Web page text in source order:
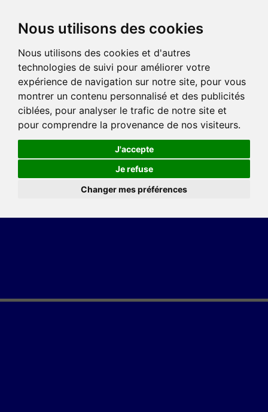
Nous utilisons des cookies
Nous utilisons des cookies et d'autres
technologies de suivi pour améliorer votre
expérience de navigation sur notre site, pour vous
montrer un contenu personnalisé et des publicités
ciblées, pour analyser le trafic de notre site et
pour comprendre la provenance de nos visiteurs.
J'accepte
Je refuse
Changer mes préférences